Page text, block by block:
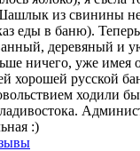
из свинины
еды в баню).
деревяный и
ничего, уже имея
хорошей русской
ходили
:)